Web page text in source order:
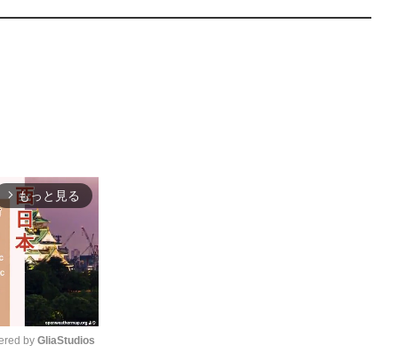
arrow_forward_ios もっと見る
by GliaStudios